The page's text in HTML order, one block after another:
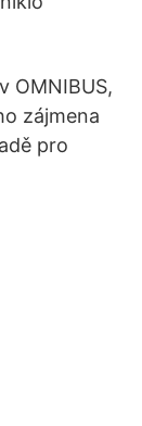
OMNIBUS,
zájmena
pro